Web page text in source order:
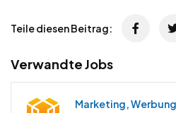
Teile diesen Beitrag:
Verwandte Jobs
Marketing, Werbung